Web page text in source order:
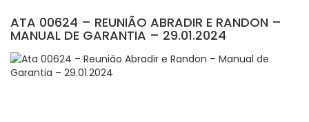
ATA 00624 – REUNIÃO ABRADIR E RANDON –
MANUAL DE GARANTIA – 29.01.2024